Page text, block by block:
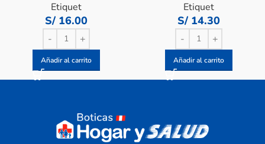
– Frasco 50 ML
Etiquet
S/ 16.00
Añadir al carrito
Women – Tubo 75 G
Etiquet
S/ 14.30
Añadir al carrito